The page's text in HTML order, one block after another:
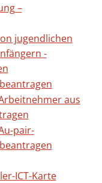
–
jugendlichen
-
aus
pair-
ICT-Karte